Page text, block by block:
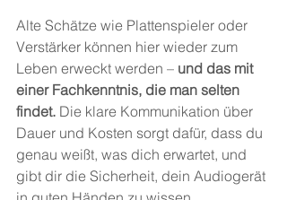
Alte Schätze wie Plattenspieler oder
Verstärker können hier wieder zum
Leben erweckt werden – und das mit
einer Fachkenntnis, die man selten
findet. Die klare Kommunikation über
Dauer und Kosten sorgt dafür, dass du
genau weißt, was dich erwartet, und
gibt dir die Sicherheit, dein Audiogerät